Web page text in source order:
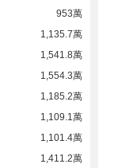
953萬
1,135.7萬
1,541.8萬
1,554.3萬
1,185.2萬
1,109.1萬
1,101.4萬
1,411.2萬